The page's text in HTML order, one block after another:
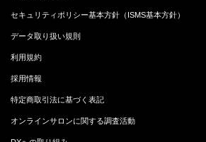
セキュリティポリシー基本方針（ISMS基本方針）
データ取り扱い規則
利用規約
採用情報
特定商取引法に基づく表記
オンラインサロンに関する調査活動